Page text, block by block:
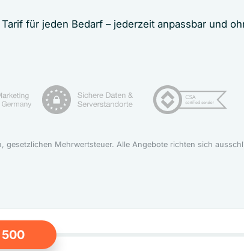
für jeden Bedarf – jederzeit anpassbar und
gesetzlichen Mehrwertsteuer. Alle Angebote richten sich
500